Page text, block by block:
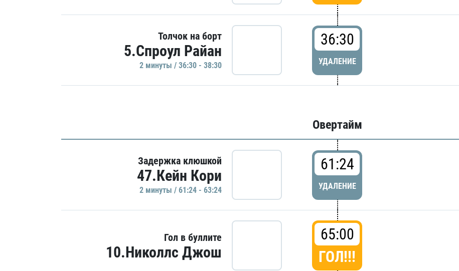
Толчок на борт
5.Спроул Райан
2 минуты / 36:30 - 38:30
36:30
УДАЛЕНИЕ
Овертайм
Задержка клюшкой
47.Кейн Кори
2 минуты / 61:24 - 63:24
61:24
УДАЛЕНИЕ
Гол в буллите
10.Николлс Джош
65:00
ГОЛ!!!